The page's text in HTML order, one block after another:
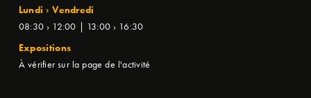
Lundi › Vendredi
08:30 › 12:00 | 13:00 › 16:30
Expositions
À vérifier sur la page de l'activité